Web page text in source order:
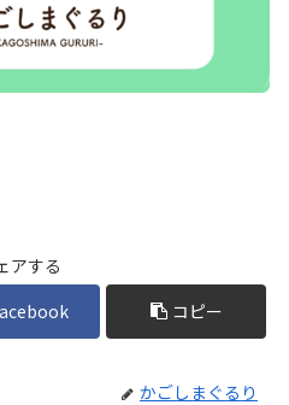
アする
コピー
かごしまぐるり